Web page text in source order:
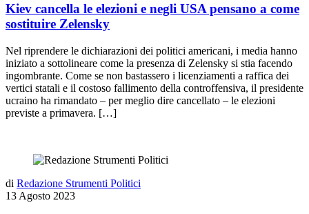
Kiev cancella le elezioni e negli USA pensano a come
sostituire Zelensky
Nel riprendere le dichiarazioni dei politici americani, i media hanno
iniziato a sottolineare come la presenza di Zelensky si stia facendo
ingombrante. Come se non bastassero i licenziamenti a raffica dei
vertici statali e il costoso fallimento della controffensiva, il presidente
ucraino ha rimandato – per meglio dire cancellato – le elezioni
previste a primavera. […]
di Redazione Strumenti Politici
13 Agosto 2023